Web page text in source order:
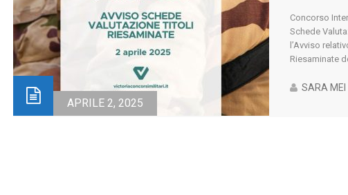
APRILE 2, 2025
Concorso
Schede
l’Avviso
Riesaminate
Concorsi
SARA MEI